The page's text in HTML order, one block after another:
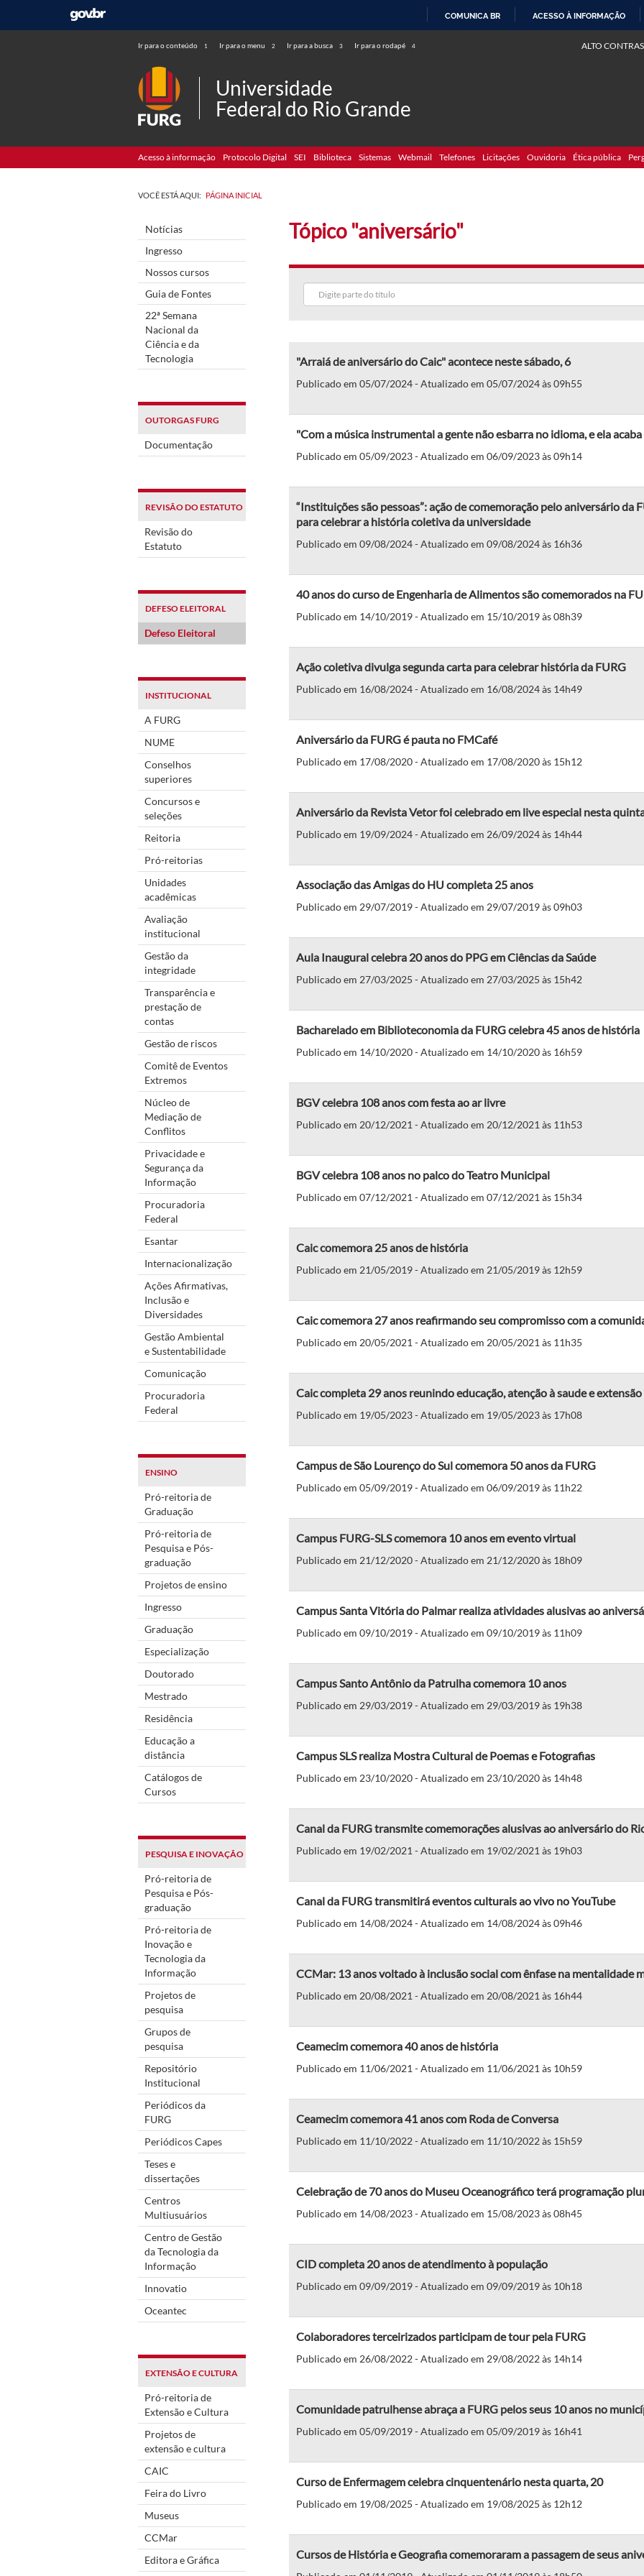
COMUNICA BR ACESSO À INFORMAÇÃO
Ir para o conteúdo 1 Ir para o menu 2 Ir para a busca 3 Ir para o rodapé 4 ALTO
Universidade
Federal do Rio Grande
Acesso à informação Protocolo Digital SEI Biblioteca Sistemas Webmail Telefones Licitações Ouvidoria Ética pública
VOCÊ ESTÁ AQUI: PÁGINA INICIAL
Notícias
Ingresso
Nossos cursos
Guia de Fontes
22ª Semana
Nacional da
Ciência e da
Tecnologia
OUTORGAS FURG
Documentação
REVISÃO DO ESTATUTO
Revisão do
Estatuto
DEFESO ELEITORAL
Defeso Eleitoral
INSTITUCIONAL
A FURG
NUME
Conselhos
superiores
Concursos e
seleções
Reitoria
Pró-reitorias
Unidades
acadêmicas
Avaliação
institucional
Gestão da
integridade
Transparência e
prestação de
contas
Gestão de riscos
Comitê de Eventos
Extremos
Núcleo de
Mediação de
Conflitos
Privacidade e
Segurança da
Informação
Procuradoria
Federal
Esantar
Internacionalização
Ações Afirmativas,
Inclusão e
Diversidades
Gestão Ambiental
e Sustentabilidade
Comunicação
Procuradoria
Federal
ENSINO
Pró-reitoria de
Graduação
Pró-reitoria de
Pesquisa e Pós-
graduação
Projetos de ensino
Ingresso
Graduação
Especialização
Doutorado
Mestrado
Residência
Educação a
distância
Catálogos de
Cursos
PESQUISA E INOVAÇÃO
Pró-reitoria de
Pesquisa e Pós-
graduação
Pró-reitoria de
Inovação e
Tecnologia da
Informação
Projetos de
pesquisa
Grupos de
pesquisa
Repositório
Institucional
Periódicos da
FURG
Periódicos Capes
Teses e
dissertações
Centros
Multiusuários
Centro de Gestão
da Tecnologia da
Informação
Innovatio
Oceantec
EXTENSÃO E CULTURA
Pró-reitoria de
Extensão e Cultura
Projetos de
extensão e cultura
CAIC
Feira do Livro
Museus
CCMar
Editora e Gráfica
Tópico "aniversário"
"Arraiá de aniversário do Caic" acontece neste sábado, 6
Publicado em 05/07/2024 - Atualizado em 05/07/2024 às 09h55
"Com a música instrumental a gente não esbarra no idioma, e ela
Publicado em 05/09/2023 - Atualizado em 06/09/2023 às 09h14
“Instituições são pessoas”: ação de comemoração pelo aniversário da
para celebrar a história coletiva da universidade
Publicado em 09/08/2024 - Atualizado em 09/08/2024 às 16h36
40 anos do curso de Engenharia de Alimentos são comemorados na
Publicado em 14/10/2019 - Atualizado em 15/10/2019 às 08h39
Ação coletiva divulga segunda carta para celebrar história da FURG
Publicado em 16/08/2024 - Atualizado em 16/08/2024 às 14h49
Aniversário da FURG é pauta no FMCafé
Publicado em 17/08/2020 - Atualizado em 17/08/2020 às 15h12
Aniversário da Revista Vetor foi celebrado em live especial nesta
Publicado em 19/09/2024 - Atualizado em 26/09/2024 às 14h44
Associação das Amigas do HU completa 25 anos
Publicado em 29/07/2019 - Atualizado em 29/07/2019 às 09h03
Aula Inaugural celebra 20 anos do PPG em Ciências da Saúde
Publicado em 27/03/2025 - Atualizado em 27/03/2025 às 15h42
Bacharelado em Biblioteconomia da FURG celebra 45 anos de história
Publicado em 14/10/2020 - Atualizado em 14/10/2020 às 16h59
BGV celebra 108 anos com festa ao ar livre
Publicado em 20/12/2021 - Atualizado em 20/12/2021 às 11h53
BGV celebra 108 anos no palco do Teatro Municipal
Publicado em 07/12/2021 - Atualizado em 07/12/2021 às 15h34
Caic comemora 25 anos de história
Publicado em 21/05/2019 - Atualizado em 21/05/2019 às 12h59
Caic comemora 27 anos reafirmando seu compromisso com a
Publicado em 20/05/2021 - Atualizado em 20/05/2021 às 11h35
Caic completa 29 anos reunindo educação, atenção à saude e
Publicado em 19/05/2023 - Atualizado em 19/05/2023 às 17h08
Campus de São Lourenço do Sul comemora 50 anos da FURG
Publicado em 05/09/2019 - Atualizado em 06/09/2019 às 11h22
Campus FURG-SLS comemora 10 anos em evento virtual
Publicado em 21/12/2020 - Atualizado em 21/12/2020 às 18h09
Campus Santa Vitória do Palmar realiza atividades alusivas ao
Publicado em 09/10/2019 - Atualizado em 09/10/2019 às 11h09
Campus Santo Antônio da Patrulha comemora 10 anos
Publicado em 29/03/2019 - Atualizado em 29/03/2019 às 19h38
Campus SLS realiza Mostra Cultural de Poemas e Fotografias
Publicado em 23/10/2020 - Atualizado em 23/10/2020 às 14h48
Canal da FURG transmite comemorações alusivas ao aniversário do
Publicado em 19/02/2021 - Atualizado em 19/02/2021 às 19h03
Canal da FURG transmitirá eventos culturais ao vivo no YouTube
Publicado em 14/08/2024 - Atualizado em 14/08/2024 às 09h46
CCMar: 13 anos voltado à inclusão social com ênfase na mentalidade
Publicado em 20/08/2021 - Atualizado em 20/08/2021 às 16h44
Ceamecim comemora 40 anos de história
Publicado em 11/06/2021 - Atualizado em 11/06/2021 às 10h59
Ceamecim comemora 41 anos com Roda de Conversa
Publicado em 11/10/2022 - Atualizado em 11/10/2022 às 15h59
Celebração de 70 anos do Museu Oceanográfico terá programação
Publicado em 14/08/2023 - Atualizado em 15/08/2023 às 08h45
CID completa 20 anos de atendimento à população
Publicado em 09/09/2019 - Atualizado em 09/09/2019 às 10h18
Colaboradores terceirizados participam de tour pela FURG
Publicado em 26/08/2022 - Atualizado em 29/08/2022 às 14h14
Comunidade patrulhense abraça a FURG pelos seus 10 anos no
Publicado em 05/09/2019 - Atualizado em 05/09/2019 às 16h41
Curso de Enfermagem celebra cinquentenário nesta quarta, 20
Publicado em 19/08/2025 - Atualizado em 19/08/2025 às 12h12
Cursos de História e Geografia comemoraram a passagem de seus